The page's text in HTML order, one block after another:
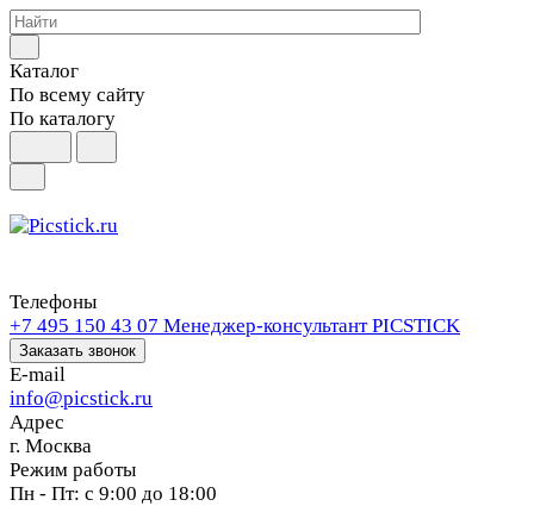
Каталог
По всему сайту
По каталогу
Телефоны
+7 495 150 43 07 Менеджер-консультант PICSTICK
Заказать звонок
E-mail
info@picstick.ru
Адрес
г. Москва
Режим работы
Пн - Пт: с 9:00 до 18:00